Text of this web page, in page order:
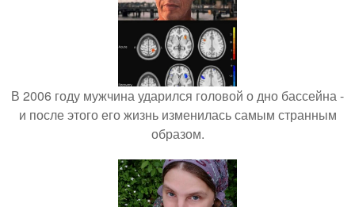
В 2006 году мужчина ударился головой о дно бассейна -
и после этого его жизнь изменилась самым странным
образом.